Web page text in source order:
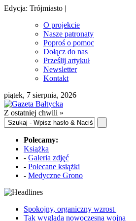
Edycja: Trójmiasto |
O projekcie
Nasze patronaty
Poproś o pomoc
Dołącz do nas
Prześlij artykuł
Newsletter
Kontakt
piątek, 7 sierpnia, 2026
Z ostatniej chwili »
Polecamy:
Książka
- Galeria zdjęć
- Polecane książki
- Medyczne Grono
Spokojny, organiczny wzrost
Tak wygląda nowoczesna wojna